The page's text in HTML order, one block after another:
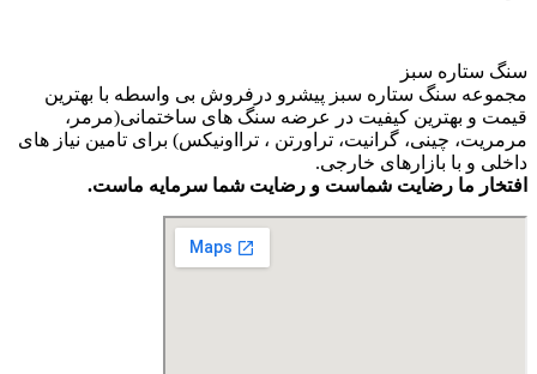
سنگ ستاره سبز
مجموعه سنگ ستاره سبز پیشرو درفروش بی واسطه با بهترین
قیمت و بهترین کیفیت در عرضه سنگ های ساختمانی(مرمر،
مرمریت، چینی، گرانیت، تراورتن ، ترااونیکس) برای تامین نیاز های
داخلی و با بازارهای خارجی.
افتخار ما رضایت شماست و رضایت شما سرمایه ماست.